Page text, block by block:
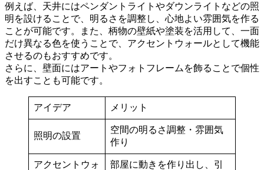
例えば、天井にはペンダントライトやダウンライトなどの照
明を設けることで、明るさを調整し、心地よい雰囲気を作る
ことが可能です。また、柄物の壁紙や塗装を活用して、一面
だけ異なる色を使うことで、アクセントウォールとして機能
させるのもおすすめです。
さらに、壁面にはアートやフォトフレームを飾ることで個性
を出すことも可能です。
アイデア メリット
照明の設置
空間の明るさ調整・雰囲気
作り
アクセントウォ
部屋に動きを作り出し、引